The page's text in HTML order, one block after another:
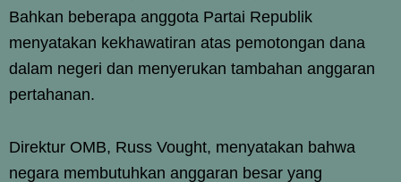
Bahkan beberapa anggota Partai Republik
menyatakan kekhawatiran atas pemotongan dana
dalam negeri dan menyerukan tambahan anggaran
pertahanan.
Direktur OMB, Russ Vought, menyatakan bahwa
negara membutuhkan anggaran besar yang